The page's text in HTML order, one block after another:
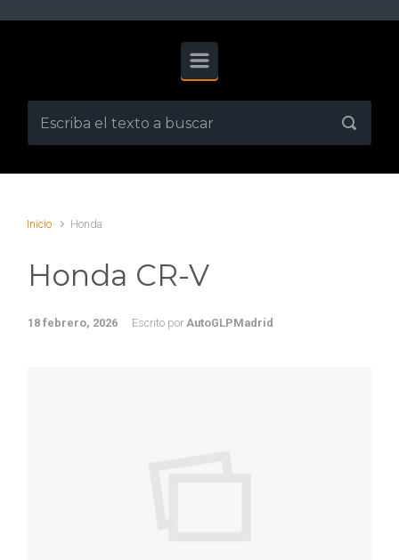
Inicio Honda
Honda CR-V
18 febrero, 2026 Escrito por AutoGLPMadrid